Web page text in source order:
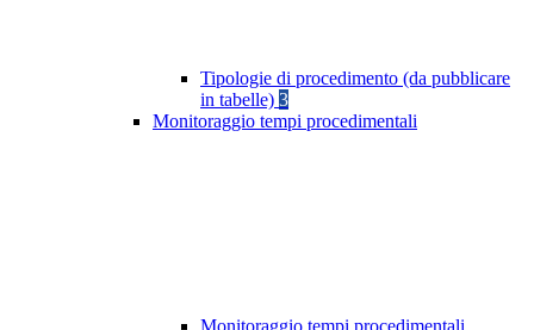
Tipologie di procedimento (da pubblicare
in tabelle) 3
Monitoraggio tempi procedimentali